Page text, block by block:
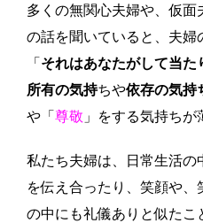
多くの無関心夫婦や、仮
の話を聞いていると、夫婦
「 それはあなたがして当た
所有の気持ちや依存の気持
や「 尊敬 」をする気持ちが
私たち夫婦は、日常生活の
を伝え合ったり、笑顔や
の中にも礼儀ありと似たこ